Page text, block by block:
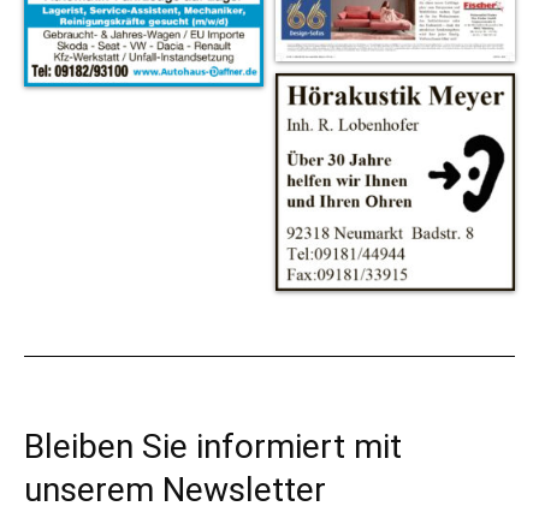
Bleiben Sie informiert mit
unserem Newsletter